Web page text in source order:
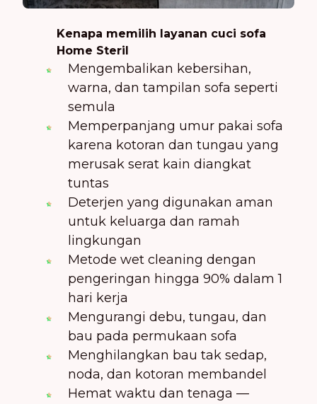
Kenapa memilih layanan cuci sofa
Home Steril
Mengembalikan kebersihan,
warna, dan tampilan sofa seperti
semula
Memperpanjang umur pakai sofa
karena kotoran dan tungau yang
merusak serat kain diangkat
tuntas
Deterjen yang digunakan aman
untuk keluarga dan ramah
lingkungan
Metode wet cleaning dengan
pengeringan hingga 90% dalam 1
hari kerja
Mengurangi debu, tungau, dan
bau pada permukaan sofa
Menghilangkan bau tak sedap,
noda, dan kotoran membandel
Hemat waktu dan tenaga —